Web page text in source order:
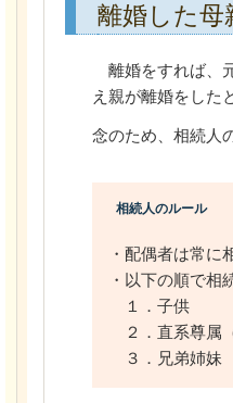
離婚した母
離婚をすれば、
え親が離婚をした
念のため、相続人
相続人のルール
・配偶者は常に
・以下の順で相
１．子供
２．直系尊属
３．兄弟姉妹